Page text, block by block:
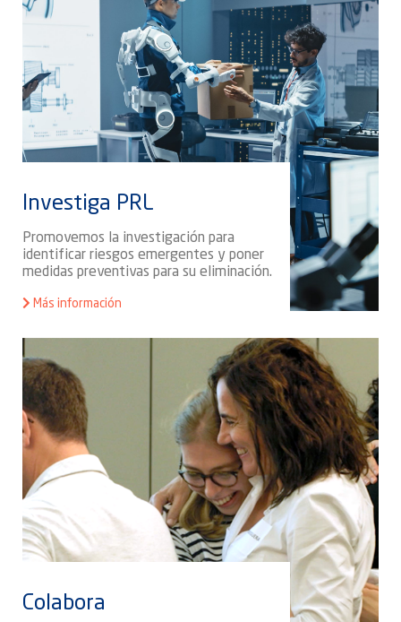
Investiga PRL
Promovemos la investigación para
identificar riesgos emergentes y poner
medidas preventivas para su eliminación.
Más información
Colabora